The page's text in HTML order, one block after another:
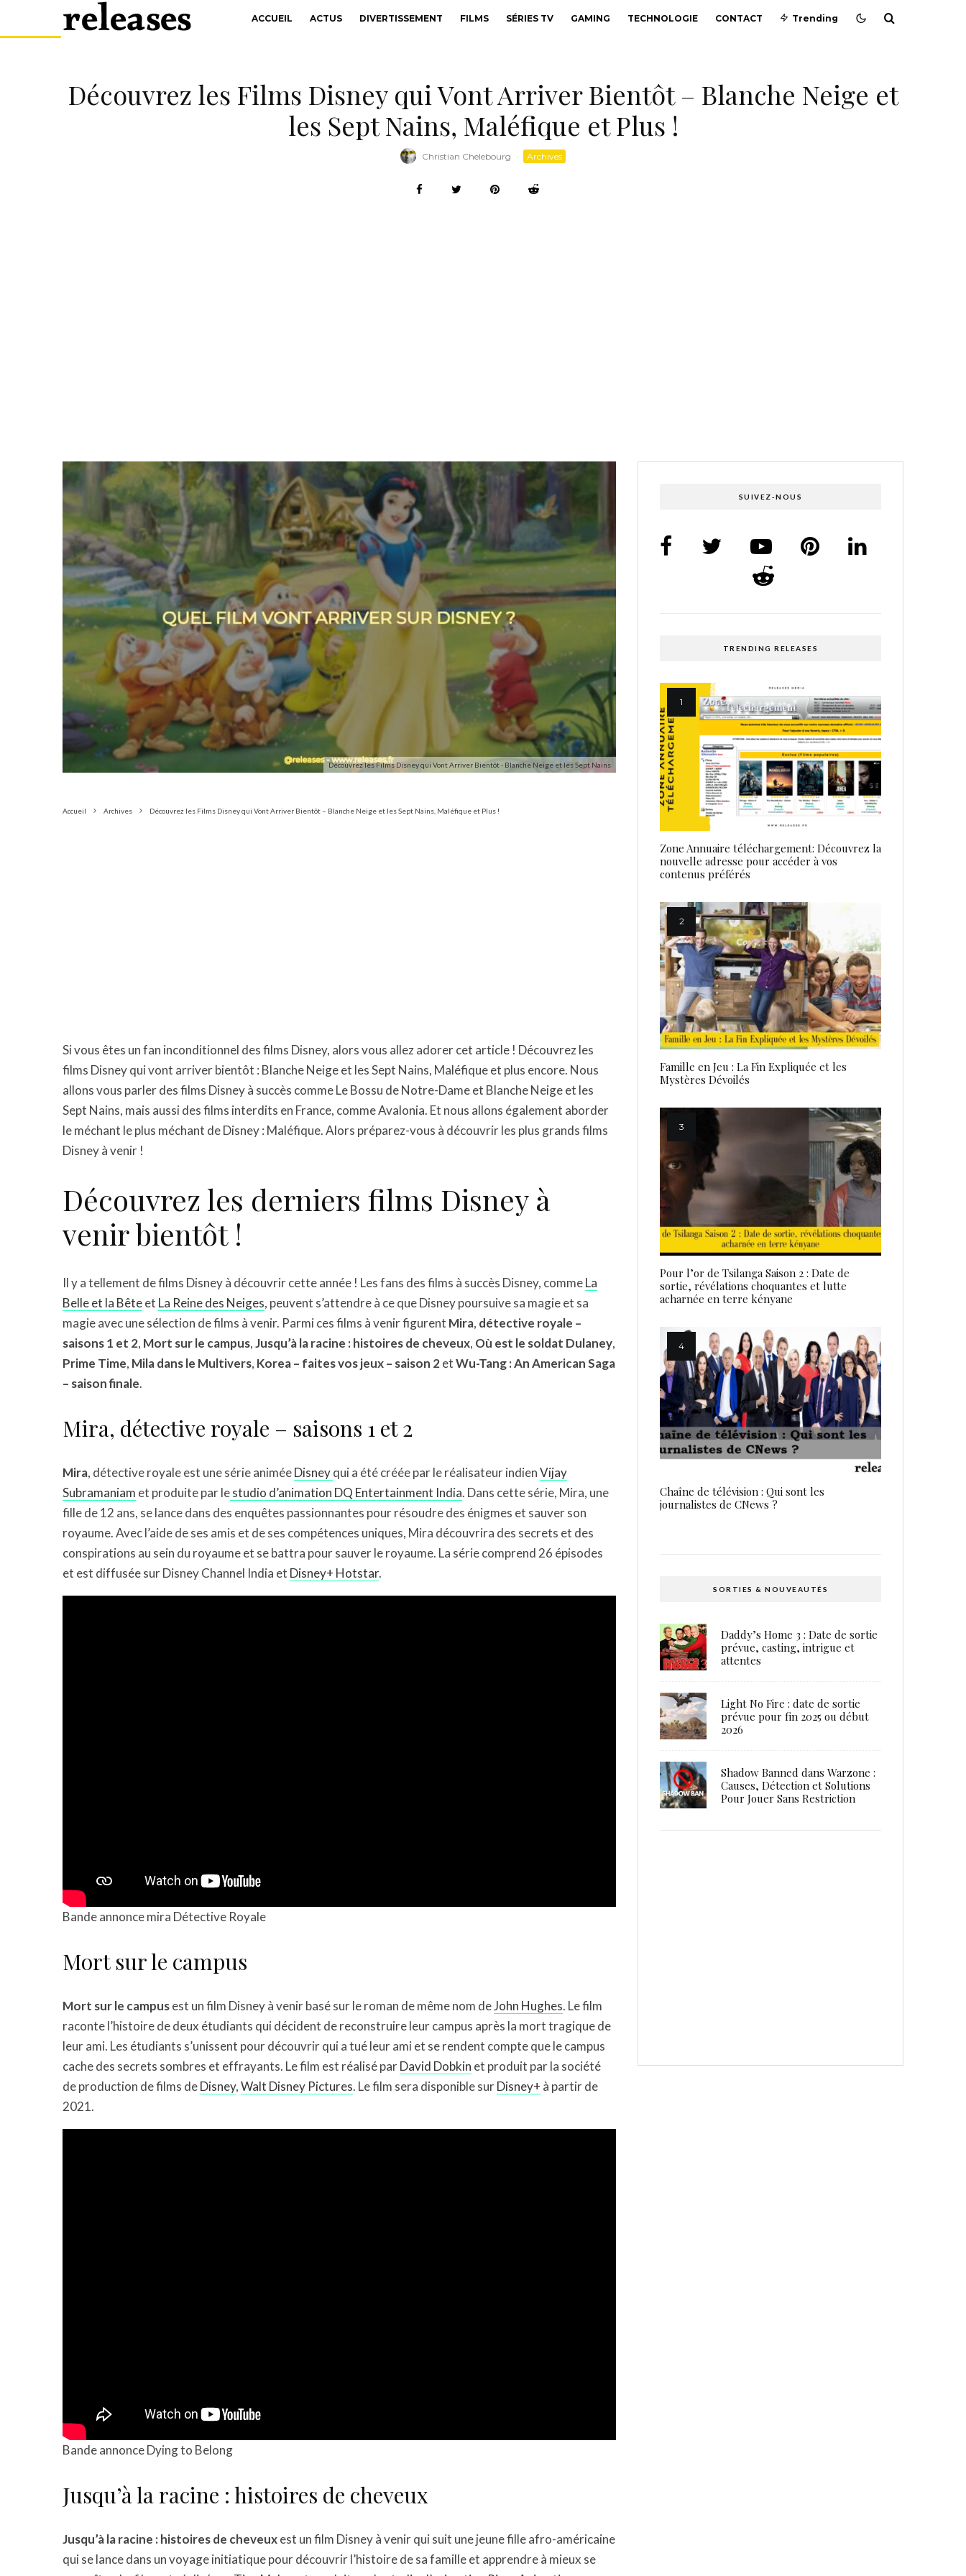
ACCUEIL ACTUS DIVERTISSEMENT FILMS SÉRIES TV GAMING TECHNOLOGIE CONTACT Trending
Découvrez les Films Disney qui Vont Arriver Bientôt – Blanche Neige et
les Sept Nains, Maléfique et Plus !
Christian Chelebourg · Archives
Découvrez les Films Disney qui Vont Arriver Bientôt - Blanche Neige et les Sept Nains
Accueil Archives Découvrez les Films Disney qui Vont Arriver Bientôt – Blanche Neige et les Sept Nains, Maléfique et Plus !
Si vous êtes un fan inconditionnel des films Disney, alors vous allez adorer cet article ! Découvrez les
films Disney qui vont arriver bientôt : Blanche Neige et les Sept Nains, Maléfique et plus encore. Nous
allons vous parler des films Disney à succès comme Le Bossu de Notre-Dame et Blanche Neige et les
Sept Nains, mais aussi des films interdits en France, comme Avalonia. Et nous allons également aborder
le méchant le plus méchant de Disney : Maléfique. Alors préparez-vous à découvrir les plus grands films
Disney à venir !
Découvrez les derniers films Disney à
venir bientôt !
Il y a tellement de films Disney à découvrir cette année ! Les fans des films à succès Disney, commeLa
Belle et la Bêteet La Reine des Neiges, peuvent s’attendre à ce que Disney poursuive sa magie et sa
magie avec une sélection de films à venir. Parmi ces films à venir figurent Mira, détective royale –
saisons 1 et 2, Mort sur le campus,Jusqu’à la racine : histoires de cheveux, Où est le soldat Dulaney,
Prime Time, Mila dans le Multivers, Korea – faites vos jeux – saison 2etWu-Tang : An American Saga
– saison finale.
Mira, détective royale – saisons 1 et 2
Mira, détective royale est une série animéeDisneyqui a été créée par le réalisateur indienVijay
Subramaniam et produite par lestudio d’animation DQ Entertainment India. Dans cette série, Mira, une
fille de 12 ans, se lance dans des enquêtes passionnantes pour résoudre des énigmes et sauver son
royaume. Avec l’aide de ses amis et de ses compétences uniques, Mira découvrira des secrets et des
conspirations au sein du royaume et se battra pour sauver le royaume. La série comprend 26 épisodes
et est diffusée sur Disney Channel India et Disney+ Hotstar.
Bande annonce mira Détective Royale
Mort sur le campus
Mort sur le campusest un film Disney à venir basé sur le roman de même nom deJohn Hughes. Le film
raconte l’histoire de deux étudiants qui décident de reconstruire leur campus après la mort tragique de
leur ami. Les étudiants s’unissent pour découvrir qui a tué leur ami et se rendent compte que le campus
cache des secrets sombres et effrayants. Le film est réalisé parDavid Dobkin et produit par la société
de production de films deDisney,Walt Disney Pictures. Le film sera disponible surDisney+ à partir de
2021.
Bande annonce Dying to Belong
Jusqu’à la racine : histoires de cheveux
Jusqu’à la racine : histoires de cheveuxest un film Disney à venir qui suit une jeune fille afro-américaine
qui se lance dans un voyage initiatique pour découvrir l’histoire de sa famille et apprendre à mieux se
SUIVEZ-NOUS
TRENDING RELEASES
Zone Annuaire téléchargement: Découvrez la
nouvelle adresse pour accéder à vos
contenus préférés
Famille en Jeu : La Fin Expliquée et les
Mystères Dévoilés
Pour l’or de Tsilanga Saison 2 : Date de
sortie, révélations choquantes et lutte
acharnée en terre kényane
Chaîne de télévision : Qui sont les
journalistes de CNews ?
SORTIES & NOUVEAUTÉS
Daddy’s Home 3 : Date de sortie
prévue, casting, intrigue et
attentes
Light No Fire : date de sortie
prévue pour fin 2025 ou début
2026
Shadow Banned dans Warzone :
Causes, Détection et Solutions
Pour Jouer Sans Restriction